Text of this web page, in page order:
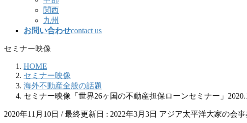
関西
九州
お問い合わせcontact us
セミナー映像
HOME
セミナー映像
海外不動産全般の話題
セミナー映像「世界26ヶ国の不動産担保ローンセミナー」
2020年11月10日 / 最終更新日 : 2022年3月3日 アジア太平洋大家の会事